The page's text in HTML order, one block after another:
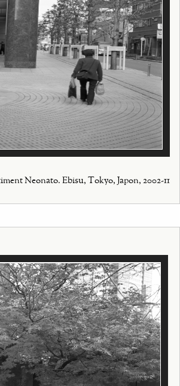
Neonato. Ebisu, Tokyo, Japon, 2002-11